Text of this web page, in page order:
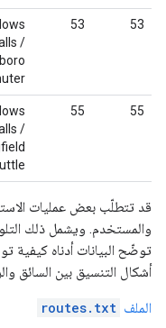
53
53
/
55
55
/
قد تتطلّب بعض عمليات
والمستخدم. ويشمل ذلك
توضّح البيانات أدناه
أشكال التنسيق بين السائق
الملف routes.txt